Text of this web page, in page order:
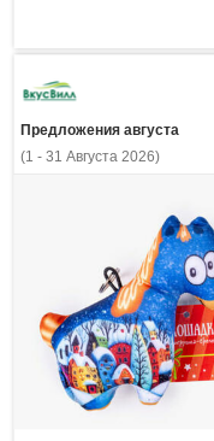
Предложения августа
(1 - 31 Августа 2026)